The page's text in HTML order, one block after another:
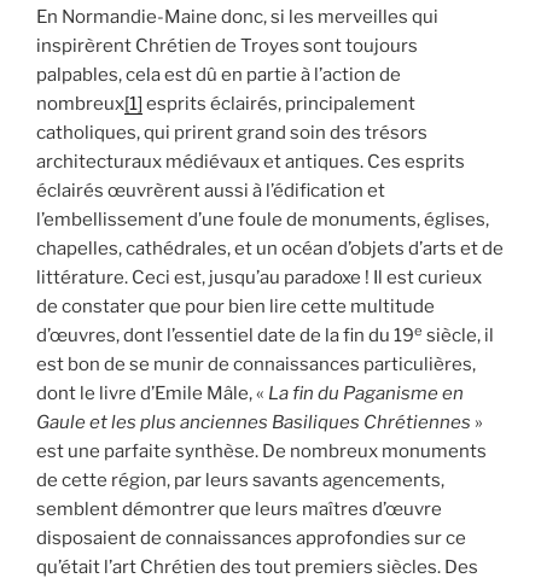
En Normandie-Maine donc, si les merveilles qui
inspirèrent Chrétien de Troyes sont toujours
palpables, cela est dû en partie à l’action de
nombreux[1] esprits éclairés, principalement
catholiques, qui prirent grand soin des trésors
architecturaux médiévaux et antiques. Ces esprits
éclairés œuvrèrent aussi à l’édification et
l’embellissement d’une foule de monuments, églises,
chapelles, cathédrales, et un océan d’objets d’arts et de
littérature. Ceci est, jusqu’au paradoxe ! Il est curieux
de constater que pour bien lire cette multitude
d’œuvres, dont l’essentiel date de la fin du 19e siècle, il
est bon de se munir de connaissances particulières,
dont le livre d’Emile Mâle, « La fin du Paganisme en
Gaule et les plus anciennes Basiliques Chrétiennes »
est une parfaite synthèse. De nombreux monuments
de cette région, par leurs savants agencements,
semblent démontrer que leurs maîtres d’œuvre
disposaient de connaissances approfondies sur ce
qu’était l’art Chrétien des tout premiers siècles. Des